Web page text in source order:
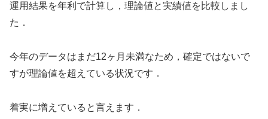
運用結果を年利で計算し，理論値と実績値を比較しまし
た．
今年のデータはまだ12ヶ月未満なため，確定ではないで
すが理論値を超えている状況です．
着実に増えていると言えます．